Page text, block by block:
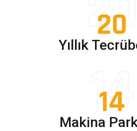
20
Yıllık
14
14
Makina